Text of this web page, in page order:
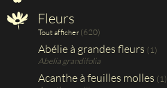
Fleurs
Tout afficher (620)
Abélie à grandes fleurs (1)
Abelia grandifolia
Acanthe à feuilles molles (1)